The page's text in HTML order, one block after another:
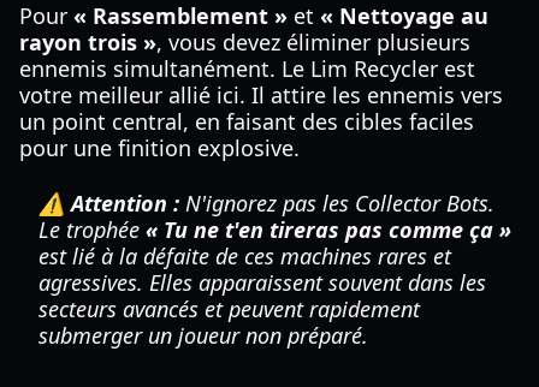
Pour « Rassemblement » et « Nettoyage au
rayon trois », vous devez éliminer plusieurs
ennemis simultanément. Le Lim Recycler est
votre meilleur allié ici. Il attire les ennemis vers
un point central, en faisant des cibles faciles
pour une finition explosive.
⚠️ Attention : N'ignorez pas les Collector Bots.
Le trophée « Tu ne t'en tireras pas comme ça »
est lié à la défaite de ces machines rares et
agressives. Elles apparaissent souvent dans les
secteurs avancés et peuvent rapidement
submerger un joueur non préparé.